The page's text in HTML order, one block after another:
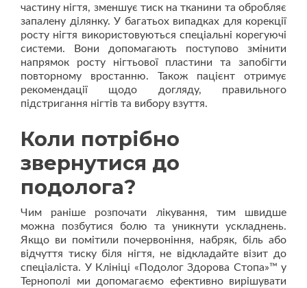
частину нігтя, зменшує тиск на тканини та обробляє
запалену ділянку. У багатьох випадках для корекції
росту нігтя використовуються спеціальні корегуючі
системи. Вони допомагають поступово змінити
напрямок росту нігтьової пластини та запобігти
повторному вростанню. Також пацієнт отримує
рекомендації щодо догляду, правильного
підстригання нігтів та вибору взуття.
Коли потрібно
звернутися до
подолога?
Чим раніше розпочати лікування, тим швидше
можна позбутися болю та уникнути ускладнень.
Якщо ви помітили почервоніння, набряк, біль або
відчуття тиску біля нігтя, не відкладайте візит до
спеціаліста. У Клініці «Подолог Здорова Стопа»™ у
Тернополі ми допомагаємо ефективно вирішувати